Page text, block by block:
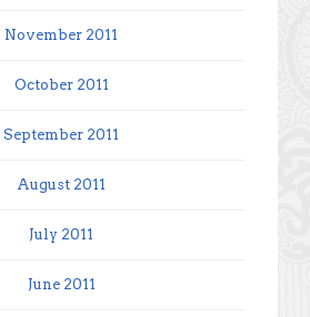
November 2011
October 2011
September 2011
August 2011
July 2011
June 2011